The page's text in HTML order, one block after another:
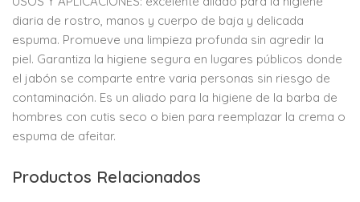
diaria de rostro, manos y cuerpo de baja y delicada
espuma. Promueve una limpieza profunda sin agredir la
piel. Garantiza la higiene segura en lugares públicos donde
el jabón se comparte entre varia personas sin riesgo de
contaminación. Es un aliado para la higiene de la barba de
hombres con cutis seco o bien para reemplazar la crema o
espuma de afeitar.
Productos Relacionados